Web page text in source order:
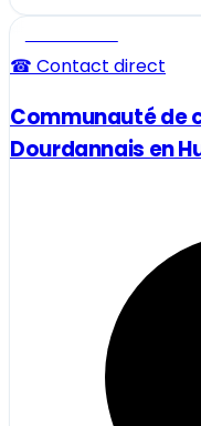
☎ Contact direct
Communauté de
Dourdannais en